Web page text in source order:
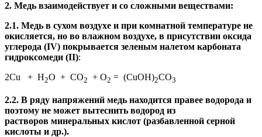
2. Медь взаимодействует и со сложными веществами:
2.1. Медь в сухом воздухе и при комнатной температуре не
окисляется, но во влажном воздухе, в присутствии оксида
углерода (IV) покрывается зеленым налетом карбоната
гидроксомеди (II):
2Cu + H2O + CO2 + O2 = (CuOH)2CO3
2.2. В ряду напряжений медь находится правее водорода и
поэтому не может вытеснить водород из
растворов минеральных кислот (разбавленной серной
кислоты и др.).